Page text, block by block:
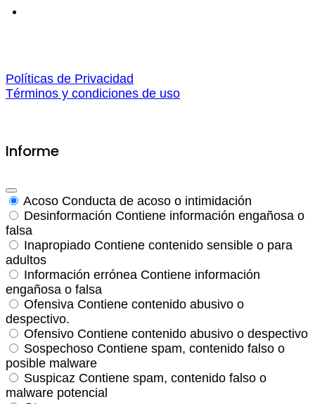
Políticas de Privacidad
Términos y condiciones de uso
Informe
Acoso Conducta de acoso o intimidación
Desinformación Contiene información engañosa o
falsa
Inapropiado Contiene contenido sensible o para
adultos
Información errónea Contiene información
engañosa o falsa
Ofensiva Contiene contenido abusivo o
despectivo.
Ofensivo Contiene contenido abusivo o despectivo
Sospechoso Contiene spam, contenido falso o
posible malware
Suspicaz Contiene spam, contenido falso o
malware potencial